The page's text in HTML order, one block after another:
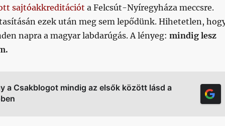
sajtóakkreditációt a Felcsút-Nyíregyháza meccsre.
ezek után meg sem lepődünk. Hihetetlen,
napra a magyar labdarúgás. A lényeg: mindig lesz
a Csakblogot mindig az elsők között lásd a